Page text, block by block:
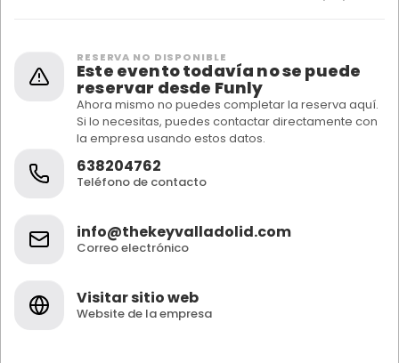
RESERVA NO DISPONIBLE
Este evento todavía no se puede
reservar desde Funly
Ahora mismo no puedes completar la reserva aquí.
Si lo necesitas, puedes contactar directamente con
la empresa usando estos datos.
638204762
Teléfono de contacto
info@thekeyvalladolid.com
Correo electrónico
Visitar sitio web
Website de la empresa